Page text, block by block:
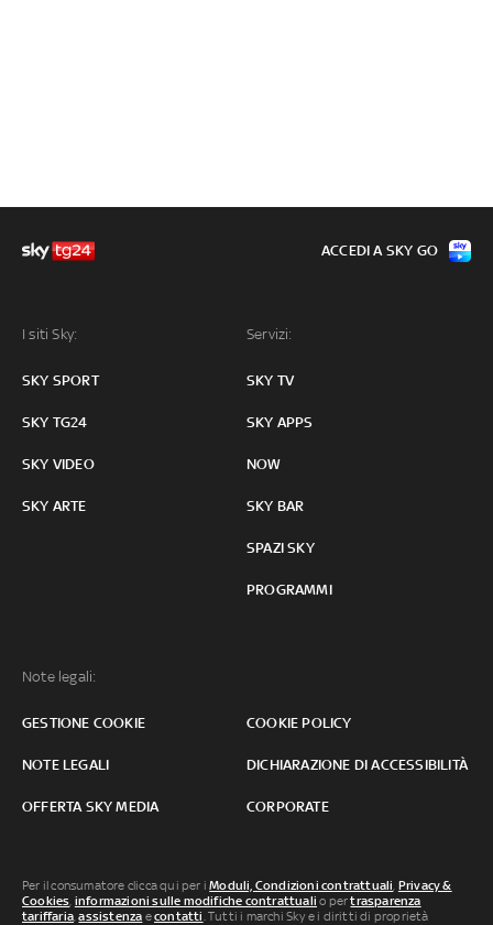
I siti Sky:
SKY SPORT
SKY TG24
SKY VIDEO
SKY ARTE
Servizi:
SKY TV
SKY APPS
NOW
SKY BAR
SPAZI SKY
PROGRAMMI
Note legali:
GESTIONE COOKIE COOKIE POLICY
NOTE LEGALI DICHIARAZIONE DI ACCESSIBILITÀ
OFFERTA SKY MEDIA CORPORATE
ACCEDI A SKY GO
Per il consumatore clicca qui per iModuli, Condizioni contrattuali, Privacy &
Cookies, informazioni sulle modifiche contrattuali o pertrasparenza
tariffaria,assistenza econtatti. Tutti i marchi Sky e i diritti di proprietà